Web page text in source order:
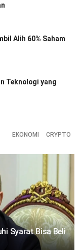
Alih 60% Saham
Teknologi yang
EKONOMI CRYPTO
Syarat Bisa Beli